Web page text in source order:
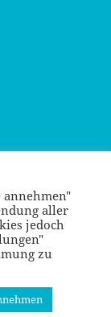
annehmen"
aller
jedoch
zu